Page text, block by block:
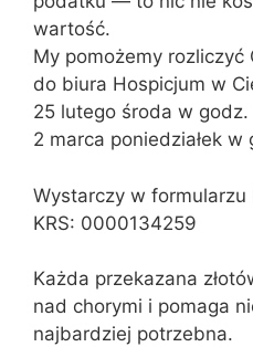
wartość.
My pomożemy rozliczyć
do biura Hospicjum w
25 lutego środa w godz.
2 marca poniedziałek w
Wystarczy w formularzu
KRS: 0000134259
Każda przekazana
nad chorymi i pomaga
najbardziej potrzebna.